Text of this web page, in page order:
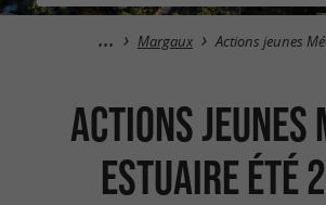
Margaux Actions jeunes
Actions jeunes
Estuaire été